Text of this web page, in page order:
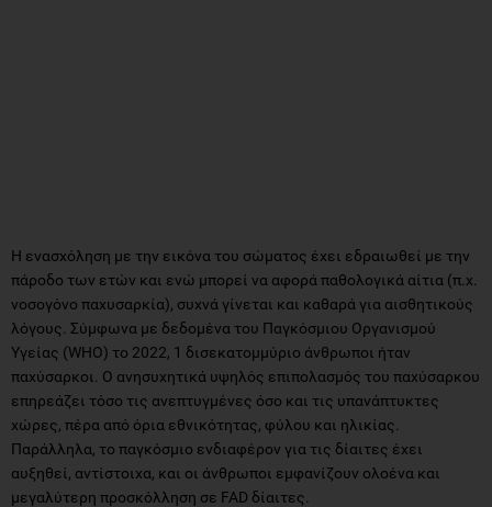
Η ενασχόληση με την εικόνα του σώματος έχει εδραιωθεί με την
πάροδο των ετών και ενώ μπορεί να αφορά παθολογικά αίτια (π.χ.
νοσογόνο παχυσαρκία), συχνά γίνεται και καθαρά για αισθητικούς
λόγους. Σύμφωνα με δεδομένα του Παγκόσμιου Οργανισμού
Υγείας (WHO) το 2022, 1 δισεκατομμύριο άνθρωποι ήταν
παχύσαρκοι. Ο ανησυχητικά υψηλός επιπολασμός του παχύσαρκου
επηρεάζει τόσο τις ανεπτυγμένες όσο και τις υπανάπτυκτες
χώρες, πέρα από όρια εθνικότητας, φύλου και ηλικίας.
Παράλληλα, το παγκόσμιο ενδιαφέρον για τις δίαιτες έχει
αυξηθεί, αντίστοιχα, και οι άνθρωποι εμφανίζουν ολοένα και
μεγαλύτερη προσκόλληση σε FAD δίαιτες.